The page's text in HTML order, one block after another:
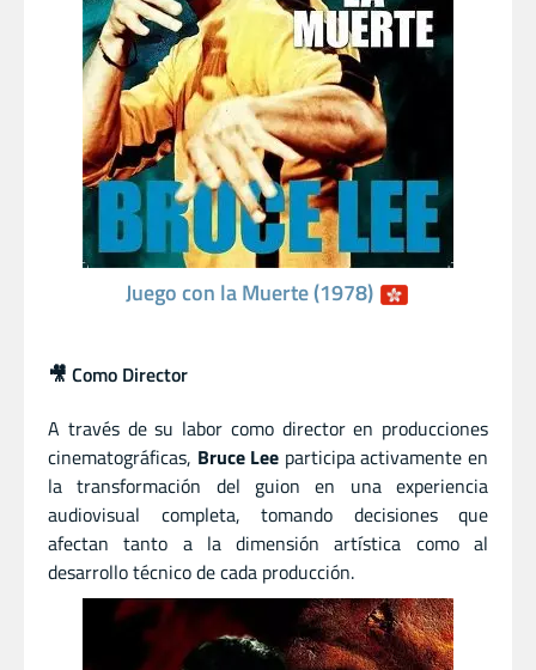
Juego con la Muerte (1978)
🎥 Como Director
A través de su labor como director en producciones
cinematográficas, Bruce Lee participa activamente en
la transformación del guion en una experiencia
audiovisual completa, tomando decisiones que
afectan tanto a la dimensión artística como al
desarrollo técnico de cada producción.